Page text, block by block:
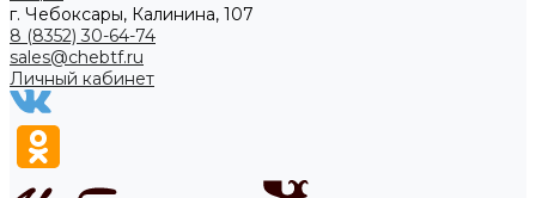
г. Чебоксары, Калинина, 107
8 (8352) 30-64-74
sales@chebtf.ru
Личный кабинет